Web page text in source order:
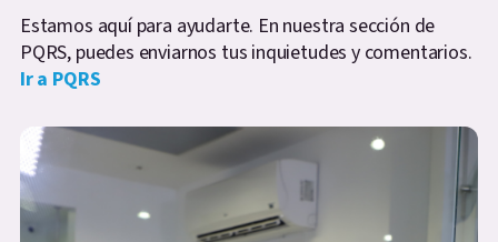
Estamos aquí para ayudarte. En nuestra sección de
PQRS, puedes enviarnos tus inquietudes y comentarios.
Ir a PQRS